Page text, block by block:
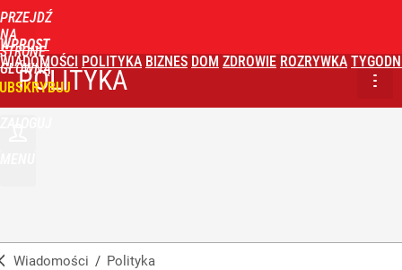
PRZEJDŹ
NA
STRONĘ
GŁÓWNĄ
WPROST
WIADOMOŚCI POLITYKA BIZNES DOM ZDROWIE ROZRYWKA
POLITYKA
Wiadomości / Polityka